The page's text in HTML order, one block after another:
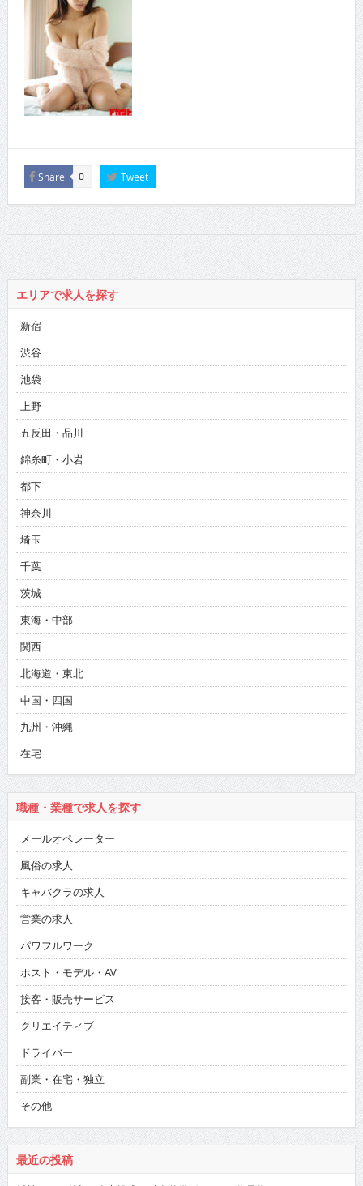
Share 0 Tweet
エリアで求人を探す
新宿
渋谷
池袋
上野
五反田・品川
錦糸町・小岩
都下
神奈川
埼玉
千葉
茨城
東海・中部
関西
北海道・東北
中国・四国
九州・沖縄
在宅
職種・業種で求人を探す
メールオペレーター
風俗の求人
キャバクラの求人
営業の求人
パワフルワーク
ホスト・モデル・AV
接客・販売サービス
クリエイティブ
ドライバー
副業・在宅・独立
その他
最近の投稿